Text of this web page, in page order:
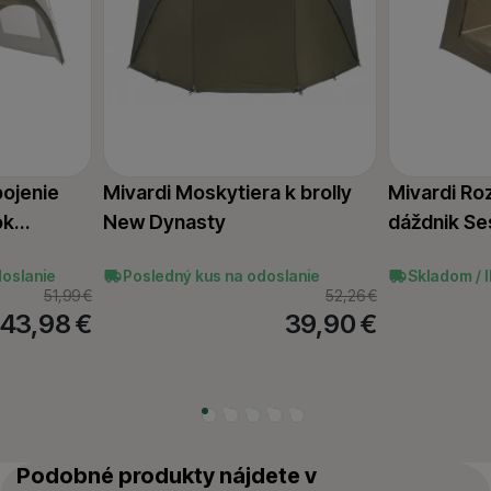
Mivardi Moskytiera k brolly
New Dynasty
Posledný kus na odoslanie
52,26€
39,90€
Mivardi
dáždnik
Skladom /
51,99€
€
Podobné produkty nájdete v